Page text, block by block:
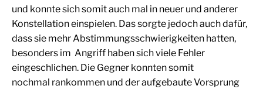
und konnte sich somit auch mal in neuer und anderer
Konstellation einspielen. Das sorgte jedoch auch dafür,
dass sie mehr Abstimmungsschwierigkeiten hatten,
besonders im Angriff haben sich viele Fehler
eingeschlichen. Die Gegner konnten somit
nochmal rankommen und der aufgebaute Vorsprung